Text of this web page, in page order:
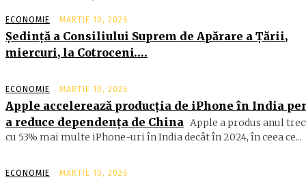
ECONOMIE MARTIE 10, 2026
Şedinţă a Consiliului Suprem de Apărare a Ţării,
miercuri, la Cotroceni….
ECONOMIE MARTIE 10, 2026
Apple accelerează producția de iPhone în India
a reduce dependența de China Apple a produs anul
cu 53% mai multe iPhone-uri în India decât în 2024, în ceea ce...
ECONOMIE MARTIE 10, 2026